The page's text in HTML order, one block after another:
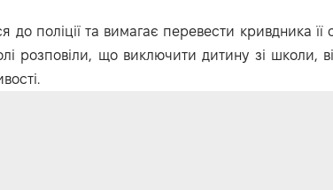
до поліції та вимагає перевести кривдника
розповіли, що виключити дитину зі школи,